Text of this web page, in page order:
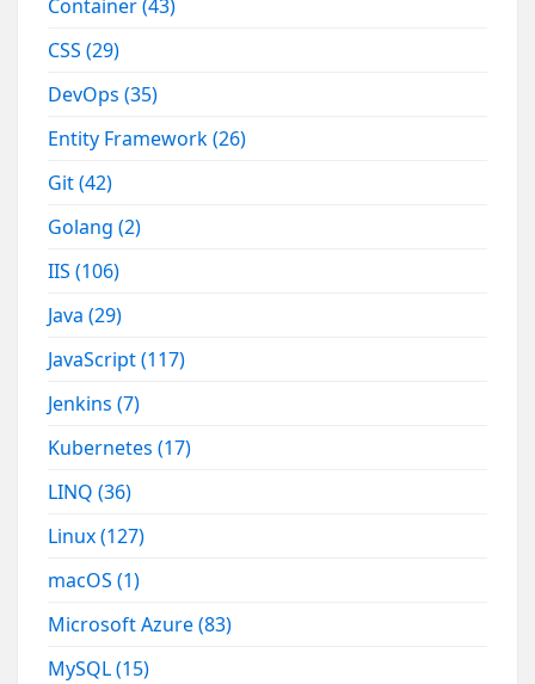
Container(43)
CSS(29)
DevOps(35)
Entity Framework(26)
Git(42)
Golang(2)
IIS(106)
Java(29)
JavaScript(117)
Jenkins(7)
Kubernetes(17)
LINQ(36)
Linux(127)
macOS(1)
Microsoft Azure(83)
MySQL(15)